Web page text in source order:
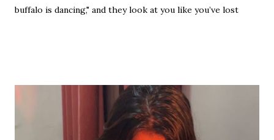
buffalo is dancing," and they look at you like you’ve lost
Stop Saying "My Buffalo is Dancing"! Learn the correct
English equivalents for famous Hindi idioms before your
next exam. In 2010, the internet struggled to find the